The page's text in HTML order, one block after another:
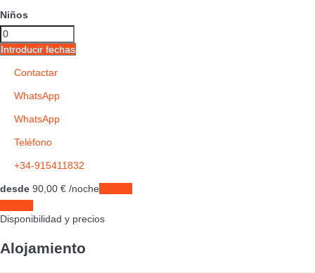
Niños
Introducir fechas
Contactar
WhatsApp
WhatsApp
Teléfono
+34-915411832
desde 90, 00 € /noche
Disponibilidad y precios
Alojamiento